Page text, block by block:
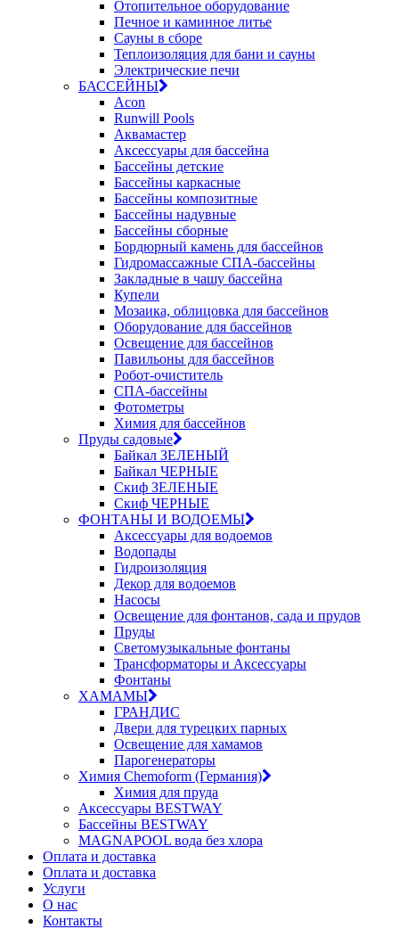
Отопительное оборудование
Печное и каминное литье
Сауны в сборе
Теплоизоляция для бани и сауны
Электрические печи
БАССЕЙНЫ
Acon
Runwill Pools
Аквамастер
Аксессуары для бассейна
Бассейны детские
Бассейны каркасные
Бассейны композитные
Бассейны надувные
Бассейны сборные
Бордюрный камень для бассейнов
Гидромассажные СПА-бассейны
Закладные в чашу бассейна
Купели
Мозаика, облицовка для бассейнов
Оборудование для бассейнов
Освещение для бассейнов
Павильоны для бассейнов
Робот-очиститель
СПА-бассейны
Фотометры
Химия для бассейнов
Пруды садовые
Байкал ЗЕЛЕНЫЙ
Байкал ЧЕРНЫЕ
Скиф ЗЕЛЕНЫЕ
Скиф ЧЕРНЫЕ
ФОНТАНЫ И ВОДОЕМЫ
Аксессуары для водоемов
Водопады
Гидроизоляция
Декор для водоемов
Насосы
Освещение для фонтанов, сада и прудов
Пруды
Светомузыкальные фонтаны
Трансформаторы и Аксессуары
Фонтаны
ХАМАМЫ
ГРАНДИС
Двери для турецких парных
Освещение для хамамов
Парогенераторы
Химия Chemoform (Германия)
Химия для пруда
Аксессуары BESTWAY
Бассейны BESTWAY
MAGNAPOOL вода без хлора
Оплата и доставка
Оплата и доставка
Услуги
О нас
Контакты